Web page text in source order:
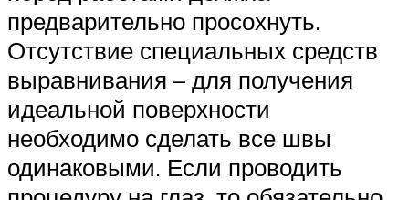
предварительно просохнуть.
Отсутствие специальных средств
выравнивания – для получения
идеальной поверхности
необходимо сделать все швы
одинаковыми. Если проводить